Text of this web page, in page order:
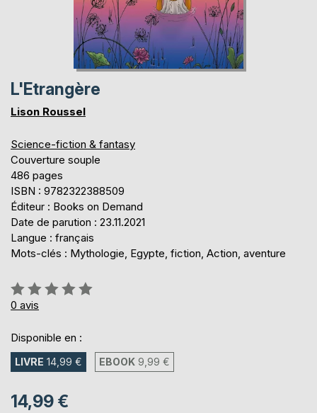
L'Etrangère
Lison Roussel
Science-fiction & fantasy
Couverture souple
486 pages
ISBN : 9782322388509
Éditeur : Books on Demand
Date de parution : 23.11.2021
Langue : français
Mots-clés : Mythologie, Egypte, fiction, Action, aventure
Évaluation:
0%
0 avis
Disponible en :
LIVRE 14,99 € EBOOK 9,99 €
14,99 €